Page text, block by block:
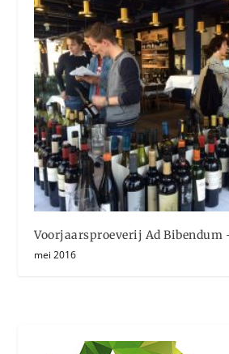
Voorjaarsproeverij Ad Bibendum
mei 2016